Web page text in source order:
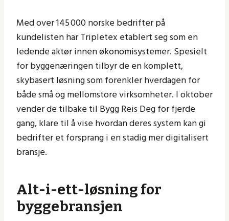
Med over 145 000 norske bedrifter på
kundelisten har Tripletex etablert seg som en
ledende aktør innen økonomisystemer. Spesielt
for byggenæringen tilbyr de en komplett,
skybasert løsning som forenkler hverdagen for
både små og mellomstore virksomheter. I oktober
vender de tilbake til Bygg Reis Deg for fjerde
gang, klare til å vise hvordan deres system kan gi
bedrifter et forsprang i en stadig mer digitalisert
bransje.
Alt-i-ett-løsning for
byggebransjen